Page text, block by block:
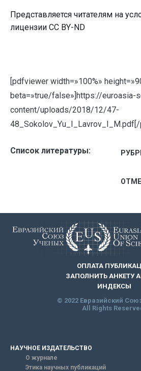
Представляется читателям на
лицензии CC BY-ND
[pdfviewer width=»100%»
beta=»true/false»]https://euroasia-
content/uploads/2018/12/47-
Список литературы:
ОПЛАТА
ЗАПОЛНИТЬ АНКЕТУ
ИНДЕКСЫ
© 2022 Евразийский
All Rights
НАУЧНОЕ ИЗДАТЕЛЬСТВО
О журнале
Этика научных публикаций